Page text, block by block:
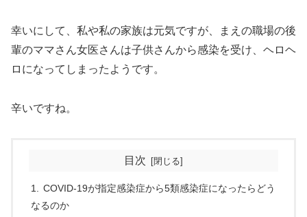
幸いにして、私や私の家族は元気ですが、まえの職場の後
輩のママさん女医さんは子供さんから感染を受け、ヘロヘ
ロになってしまったようです。
辛いですね。
目次
COVID-19が指定感染症から5類感染症になったらどう
なるのか